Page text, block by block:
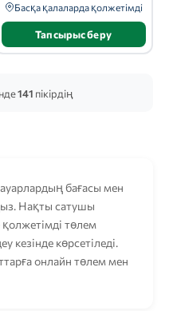
Басқа қалаларда қолжетімді
Тапсырыс беру
141 пікірдің
бағасы мен
Нақты сатушы
төлем
кезінде көрсетіледі.
онлайн төлем мен